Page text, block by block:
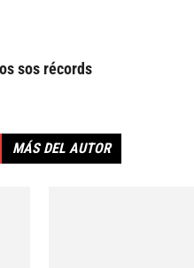
sos récords
MÁS DEL AUTOR